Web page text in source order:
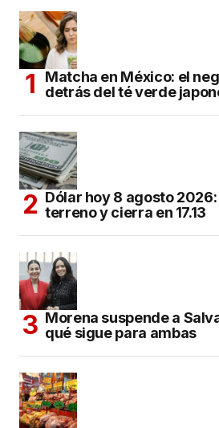
Matcha en México: el
detrás del té verde
Dólar hoy 8 agosto
terreno y cierra en 17.13
Morena suspende a
qué sigue para ambas